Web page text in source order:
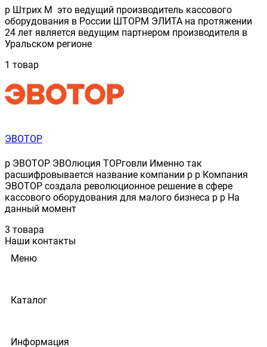
p Штрих М это ведущий производитель кассового
оборудования в России ШТОРМ ЭЛИТА на протяжении
24 лет является ведущим партнером производителя в
Уральском регионе
1 товар
ЭВОТОР
p ЭВОТОР ЭВОлюция ТОРговли Именно так
расшифровывается название компании p p Компания
ЭВОТОР создала революционное решение в сфере
кассового оборудования для малого бизнеса p p На
данный момент
3 товара
Наши контакты
Меню
Каталог
Информация